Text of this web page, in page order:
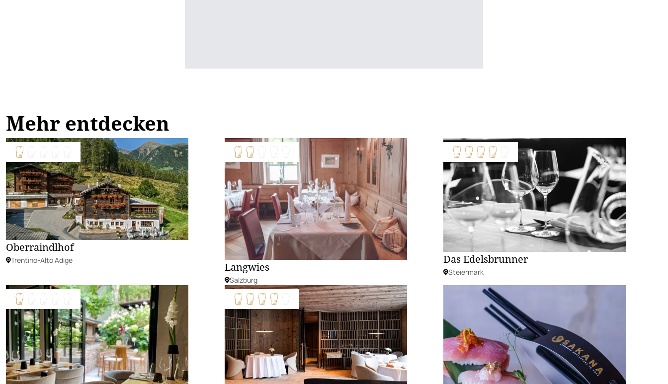
Mehr entdecken
Oberraindlhof
Trentino-Alto Adige Langwies
Salzburg
Das Edelsbrunner
Steiermark